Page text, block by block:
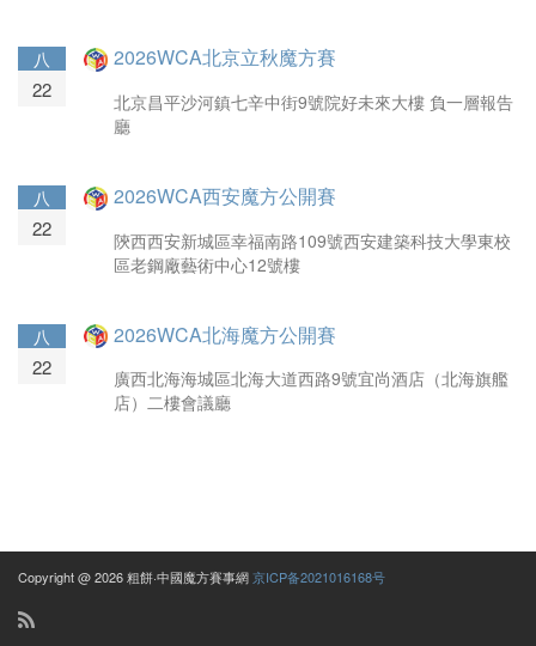
八
22
2026WCA北京立秋魔方賽
北京昌平沙河鎮七辛中街9號院好未來大樓 負一層報告
廳
八
22
2026WCA西安魔方公開賽
陝西西安新城區幸福南路109號西安建築科技大學東校
區老鋼廠藝術中心12號樓
八
22
2026WCA北海魔方公開賽
廣西北海海城區北海大道西路9號宜尚酒店（北海旗艦
店）二樓會議廳
Copyright @ 2026 粗餅·中國魔方賽事網京ICP备2021016168号